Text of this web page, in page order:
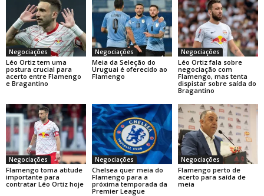
Negociações
Léo Ortiz tem uma
postura crucial para
acerto entre Flamengo
e Bragantino
Negociações
Meia da Seleção do
Uruguai é oferecido ao
Flamengo
Negociações
Léo Ortiz fala sobre
negociação com
Flamengo, mas tenta
dispistar sobre saída do
Bragantino
Negociações
Flamengo toma atitude
importante para
contratar Léo Ortiz hoje
Negociações
Chelsea quer meia do
Flamengo para a
próxima temporada da
Premier League
Negociações
Flamengo perto de
acerto para saída de
meia